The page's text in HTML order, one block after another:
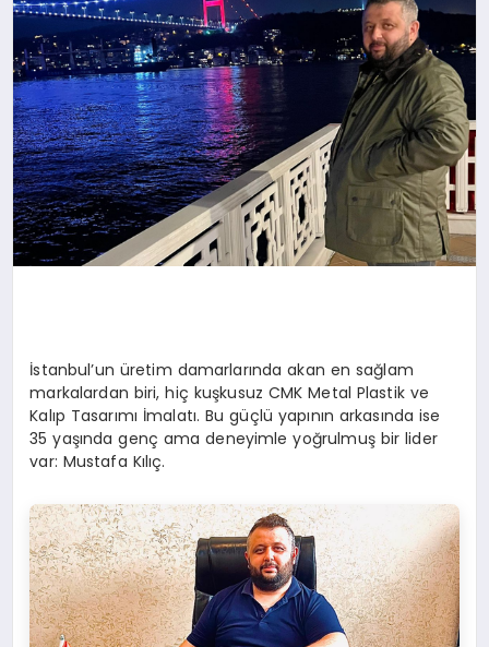
İstanbul’un üretim damarlarında akan en sağlam
markalardan biri, hiç kuşkusuz CMK Metal Plastik ve
Kalıp Tasarımı İmalatı. Bu güçlü yapının arkasında ise
35 yaşında genç ama deneyimle yoğrulmuş bir lider
var: Mustafa Kılıç.